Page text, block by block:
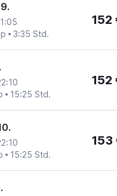
3:35 Std.
152
15:25 Std.
152
15:25 Std.
153